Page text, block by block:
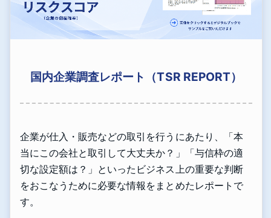
国内企業調査レポート（TSR REPORT）
企業が仕入・販売などの取引を行うにあたり、「本
当にこの会社と取引して大丈夫か？」「与信枠の適
切な設定額は？」といったビジネス上の重要な判断
をおこなうために必要な情報をまとめたレポートで
す。